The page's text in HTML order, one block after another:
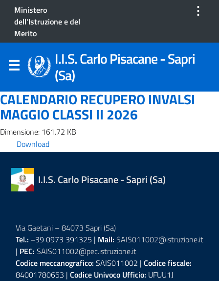
Ministero
dell'Istruzione e del
Merito
⋮
I.I.S. Carlo Pisacane - Sapri
(Sa)
CALENDARIO RECUPERO INVALSI
MAGGIO CLASSI II 2026
Dimensione: 161.72 KB
Download
I.I.S. Carlo Pisacane - Sapri (Sa)
Via Gaetani – 84073 Sapri (Sa)
Tel.: +39 0973 391325 | Mail: SAIS011002@istruzione.it
| PEC: SAIS011002@pec.istruzione.it
Codice meccanografico: SAIS011002 | Codice fiscale:
84001780653 | Codice Univoco Ufficio: UFUU1J